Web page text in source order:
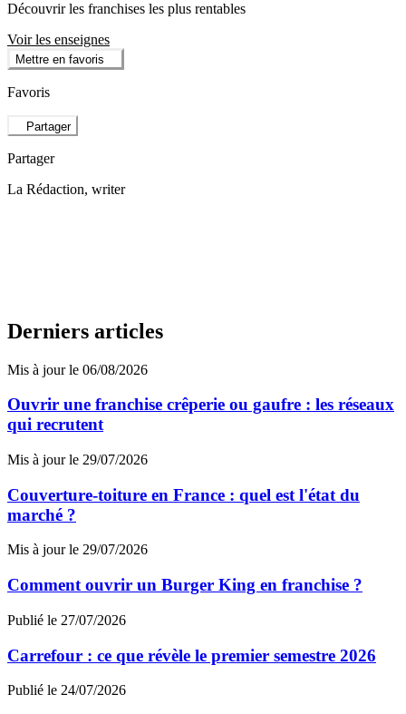
Découvrir les franchises les plus rentables
Voir les enseignes
Mettre en favoris
Favoris
Partager
Partager
La Rédaction, writer
Derniers articles
Mis à jour le 06/08/2026
Ouvrir une franchise crêperie ou gaufre : les réseaux
qui recrutent
Mis à jour le 29/07/2026
Couverture-toiture en France : quel est l'état du
marché ?
Mis à jour le 29/07/2026
Comment ouvrir un Burger King en franchise ?
Publié le 27/07/2026
Carrefour : ce que révèle le premier semestre 2026
Publié le 24/07/2026